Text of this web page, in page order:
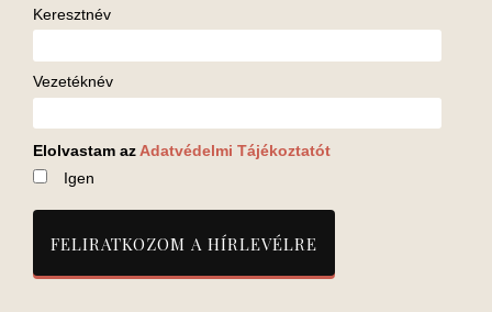
Keresztnév
Vezetéknév
Elolvastam az Adatvédelmi Tájékoztatót
Igen